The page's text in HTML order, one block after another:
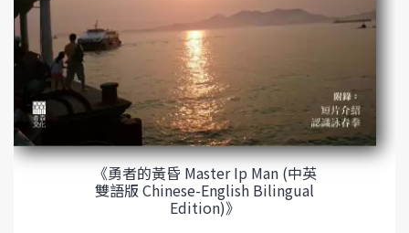
《勇者的黃昏 Master Ip Man (中英
雙語版 Chinese-English Bilingual
Edition)》